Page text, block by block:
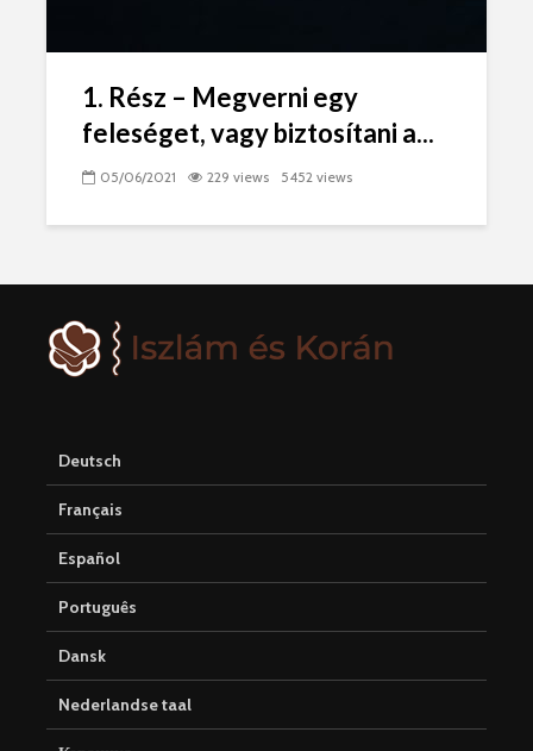
1. Rész – Megverni egy
feleséget, vagy biztosítani a...
05/06/2021 229 views 5452 views
Deutsch
Français
Español
Português
Dansk
Nederlandse taal